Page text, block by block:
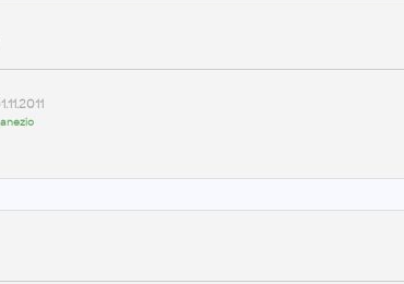
anezio